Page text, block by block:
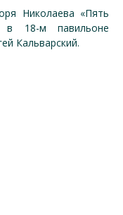
Николаева «Пять
в 18-м павильоне
Кальварский.